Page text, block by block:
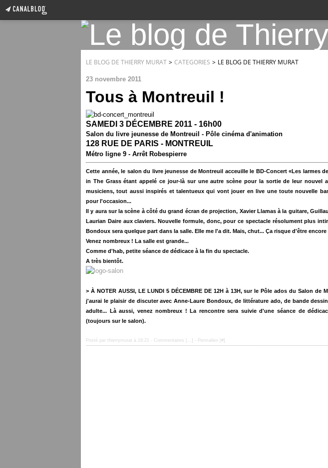
LE BLOG DE THIERRY MURAT > CATEGORIES > LE BLOG DE THIERRY MURAT
23 novembre 2011
Tous à Montreuil !
SAMEDI 3 DÉCEMBRE 2011 - 16h00
Salon du livre jeunesse de Montreuil - Pôle cinéma d'animation
128 RUE DE PARIS - MONTREUIL
Métro ligne 9 - Arrêt Robespierre
Cette année, le salon du livre jeunesse de Montreuil acceuille le BD-Concert «Les larmes
in The Grass étant appelé ce jour-là sur une autre scène pour la sortie de leur nouvel
musiciens, tout aussi inspirés et talentueux qui vont jouer en live une toute nouvelle
pour l'occasion...
Il y aura sur la scène à côté du grand écran de projection, Xavier Llamas à la guitare,
Laurian Daire aux claviers. Nouvelle formule, donc, pour ce spectacle résolument plus
Bondoux sera quelque part dans la salle. Elle me l'a dit. Mais, chut... Ça risque d'être
Venez nombreux ! La salle est grande...
Comme d'hab, petite séance de dédicace à la fin du spectacle.
A très bientôt.
> À NOTER AUSSI, LE LUNDI 5 DÉCEMBRE DE 12H à 13H, sur le Pôle ados du Salon de
j'aurai le plaisir de discuter avec Anne-Laure Bondoux, de littérature ado, de bande
adulte... Là aussi, venez nombreux ! La rencontre sera suivie d'une séance de
(toujours sur le salon).
Posté par thierrymurat à 16:21 - Commentaires [ … - Permalien [ #